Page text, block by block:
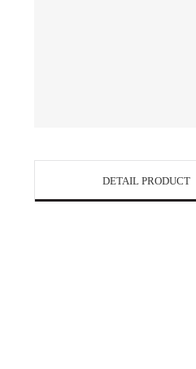
DETAIL PRODUCT